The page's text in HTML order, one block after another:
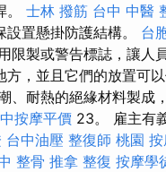
士林 撥筋 台中 中醫
置懸掛防護結構。 台
限製或警告標誌，讓人
，並且它們的放置可
、耐熱的絕緣材料製成
按摩平價 23。 雇主有
台中油壓 整復師 桃園
整骨 推拿 整復 按摩學